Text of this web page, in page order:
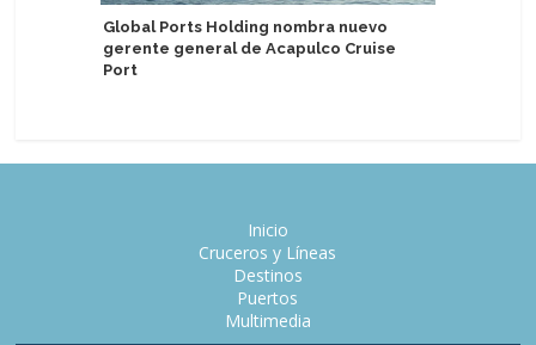
Global Ports Holding nombra nuevo
gerente general de Acapulco Cruise
Port
Inicio
Cruceros y Líneas
Destinos
Puertos
Multimedia